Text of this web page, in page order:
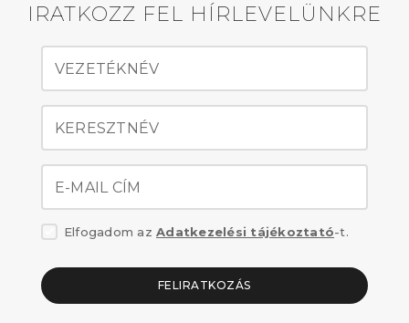
IRATKOZZ FEL HÍRLEVELÜNKRE
VEZETÉKNÉV
KERESZTNÉV
E-MAIL CÍM
Elfogadom azAdatkezelési tájékoztató-t.
FELIRATKOZÁS